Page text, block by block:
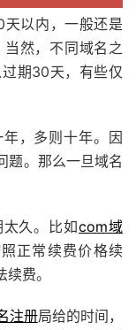
以内，一般还是
然，不同域名之
期30天，有些仅
，多则十年。因
题。那么一旦域名
久。比如com域
正常续费价格续
费。
注册局给的时间，